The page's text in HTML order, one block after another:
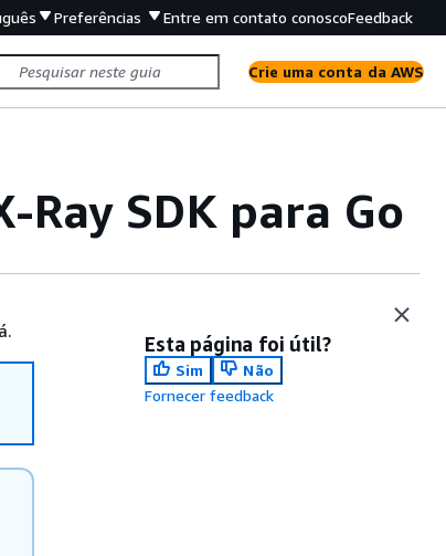
Preferências Entre em contato conoscoFeedback
Crie uma conta da AWS
Ray SDK para Go
Esta página foi útil?
Sim
Não
Fornecer feedback